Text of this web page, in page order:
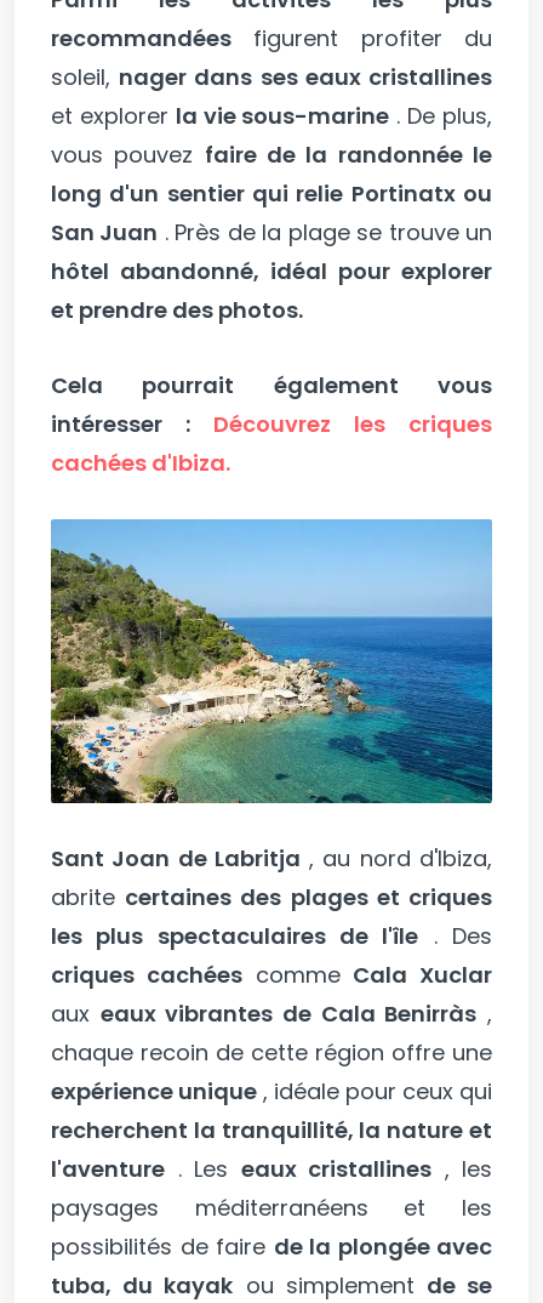
recommandées figurent profiter du
soleil, nager dans ses eaux cristallines
et explorer la vie sous-marine . De plus,
vous pouvez faire de la randonnée le
long d'un sentier qui relie Portinatx ou
San Juan . Près de la plage se trouve un
hôtel abandonné, idéal pour explorer
et prendre des photos.
Cela pourrait également vous
intéresser : Découvrez les criques
cachées d'Ibiza.
Sant Joan de Labritja , au nord d'Ibiza,
abrite certaines des plages et criques
les plus spectaculaires de l'île . Des
criques cachéescomme Cala Xuclar
aux eaux vibrantes de Cala Benirràs ,
chaque recoin de cette région offre une
expérience unique , idéale pour ceux qui
recherchent la tranquillité, la nature et
l'aventure . Les eaux cristallines , les
paysages méditerranéens et les
possibilités de faire de la plongée avec
tuba, du kayak ou simplement de se